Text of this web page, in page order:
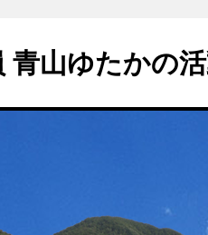
青山ゆたかの